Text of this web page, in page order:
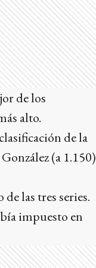
de los
alto.
de la
(a 1.150)
las tres series.
impuesto en